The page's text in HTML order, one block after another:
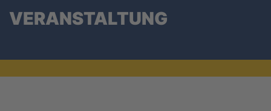
VERANSTALTUNG